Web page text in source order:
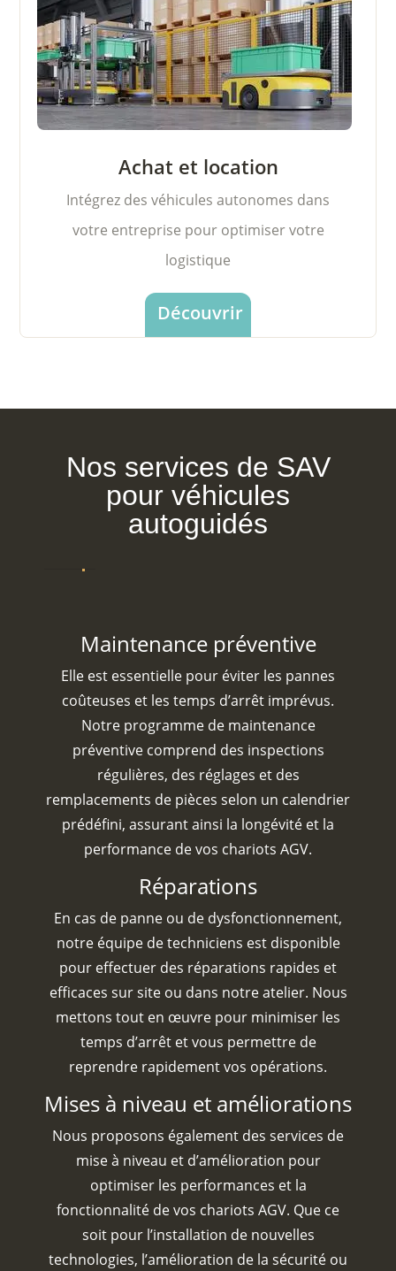
Achat et location
Intégrez des véhicules autonomes dans
votre entreprise pour optimiser votre
logistique
Découvrir
Nos services de SAV
pour véhicules
autoguidés
Maintenance préventive
Elle est essentielle pour éviter les pannes
coûteuses et les temps d’arrêt imprévus.
Notre programme de maintenance
préventive comprend des inspections
régulières, des réglages et des
remplacements de pièces selon un calendrier
prédéfini, assurant ainsi la longévité et la
performance de vos chariots AGV.
Réparations
En cas de panne ou de dysfonctionnement,
notre équipe de techniciens est disponible
pour effectuer des réparations rapides et
efficaces sur site ou dans notre atelier. Nous
mettons tout en œuvre pour minimiser les
temps d’arrêt et vous permettre de
reprendre rapidement vos opérations.
Mises à niveau et améliorations
Nous proposons également des services de
mise à niveau et d’amélioration pour
optimiser les performances et la
fonctionnalité de vos chariots AGV. Que ce
soit pour l’installation de nouvelles
technologies, l’amélioration de la sécurité ou